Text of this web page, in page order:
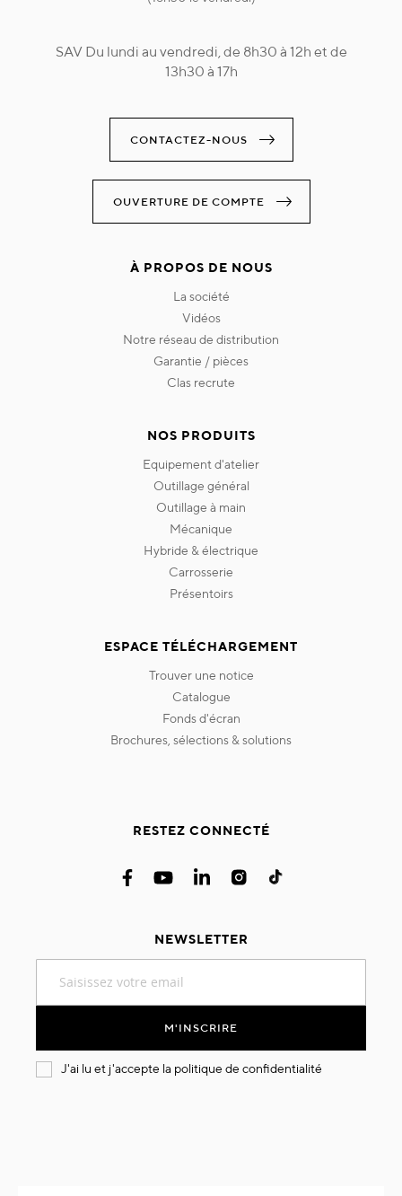
SAV Du lundi au vendredi, de 8h30 à 12h et de
13h30 à 17h
CONTACTEZ-NOUS
OUVERTURE DE COMPTE
À PROPOS DE NOUS
la société
vidéos
notre réseau de distribution
garantie / pièces
clas recrute
NOS PRODUITS
equipement d'atelier
outillage général
outillage à main
mécanique
hybride & électrique
carrosserie
présentoirs
ESPACE TÉLÉCHARGEMENT
trouver une notice
catalogue
fonds d'écran
brochures, sélections & solutions
RESTEZ CONNECTÉ
NEWSLETTER
notre
M'INSCRIRE
J'ai lu et j'accepte la politique de confidentialité